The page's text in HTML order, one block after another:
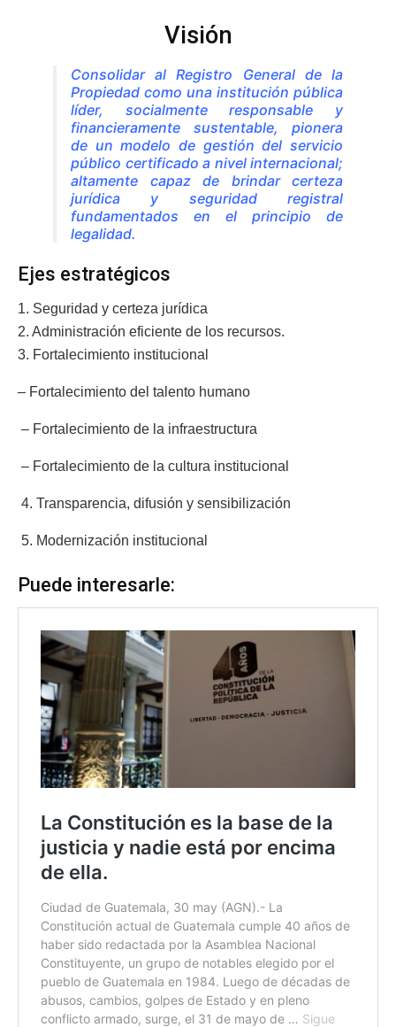
Visión
Consolidar al Registro General de la
Propiedad como una institución pública
líder, socialmente responsable y
financieramente sustentable, pionera
de un modelo de gestión del servicio
público certificado a nivel internacional;
altamente capaz de brindar certeza
jurídica y seguridad registral
fundamentados en el principio de
legalidad.
Ejes estratégicos
1. Seguridad y certeza jurídica
2. Administración eficiente de los recursos.
3. Fortalecimiento institucional
– Fortalecimiento del talento humano
– Fortalecimiento de la infraestructura
– Fortalecimiento de la cultura institucional
4. Transparencia, difusión y sensibilización
5. Modernización institucional
Puede interesarle: